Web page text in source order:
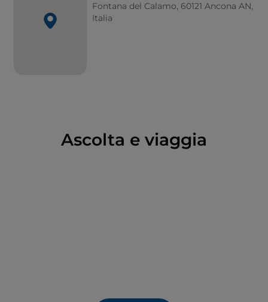
anconetani.
Fontana del Calamo, 60121 Ancona AN,
Italia
Ascolta e viaggia